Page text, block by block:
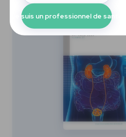
Je suis un professionnel de santé